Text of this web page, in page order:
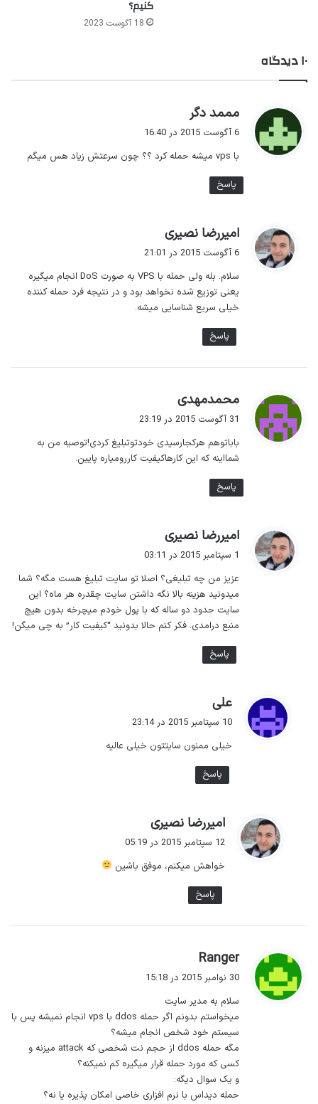
کنیم؟
18 آگوست 2023
۱۰ دیدگاه
مممد دگر
ف
:
6 آگوست 2015 در 16:40
با vps میشه حمله کرد ؟؟ چون سرعتش زیاد هس میگم
پاسخ
امیررضا نصیری
ف
6 آگوست 2015 در 21:01
سلام. بله ولی حمله با VPS به صورت DoS انجام میگیره
یعنی توزیع شده نخواهد بود و در نتیجه فرد حمله کننده
خیلی سریع شناسایی میشه.
پاسخ
محمدمهدی
ف
:
31 آگوست 2015 در 23:19
باباتوهم هرکجارسیدی خودتوتبلیغ کردی!توصیه من به
شمااینه که این کارهاکیفیت کاررومیاره پایین.
پاسخ
امیررضا نصیری
ف
:
1 سپتامبر 2015 در 03:11
عزیز من چه تبلیغی؟ اصلا تو سایت تبلیغ هست مگه؟ شما
میدونید هزینه بالا نگه داشتن سایت چقدره هر ماه؟ این
سایت حدود دو ساله که با پول خودم میچرخه بدون هیچ
منبع درامدی. فکر کنم حالا بدونید “کیفیت کار” به چی میگن!
پاسخ
علی
ف
10 سپتامبر 2015 در 23:14
خیلی ممنون سایتتون خیلی عالیه
پاسخ
امیررضا نصیری
ف
:
12 سپتامبر 2015 در 05:19
خواهش میکنم، موفق باشین
پاسخ
Ranger
ف
:
30 نوامبر 2015 در 15:18
سلام به مدیر سایت
میخواستم بدونم اگر حمله ddos با vps انجام نمیشه پس با
سیستم خود شخص انجام میشه؟
مگه حمله ddos از حجم نت شخصی که attack میزنه و
کسی که مورد حمله قرار میگیره کم نمیکنه؟
و یک سوال دیگه:
حمله دیداس با نرم افزاری خاصی امکان پذیره یا نه؟